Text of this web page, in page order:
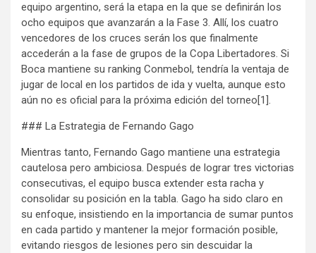
equipo argentino, será la etapa en la que se definirán los
ocho equipos que avanzarán a la Fase 3. Allí, los cuatro
vencedores de los cruces serán los que finalmente
accederán a la fase de grupos de la Copa Libertadores. Si
Boca mantiene su ranking Conmebol, tendría la ventaja de
jugar de local en los partidos de ida y vuelta, aunque esto
aún no es oficial para la próxima edición del torneo[1].
### La Estrategia de Fernando Gago
Mientras tanto, Fernando Gago mantiene una estrategia
cautelosa pero ambiciosa. Después de lograr tres victorias
consecutivas, el equipo busca extender esta racha y
consolidar su posición en la tabla. Gago ha sido claro en
su enfoque, insistiendo en la importancia de sumar puntos
en cada partido y mantener la mejor formación posible,
evitando riesgos de lesiones pero sin descuidar la